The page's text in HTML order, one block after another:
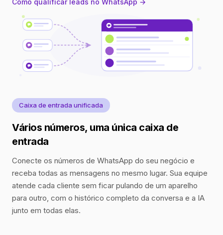
Como qualificar leads no WhatsApp →
Caixa de entrada unificada
Vários números, uma única caixa de
entrada
Conecte os números de WhatsApp do seu negócio e
receba todas as mensagens no mesmo lugar. Sua equipe
atende cada cliente sem ficar pulando de um aparelho
para outro, com o histórico completo da conversa e a IA
junto em todas elas.